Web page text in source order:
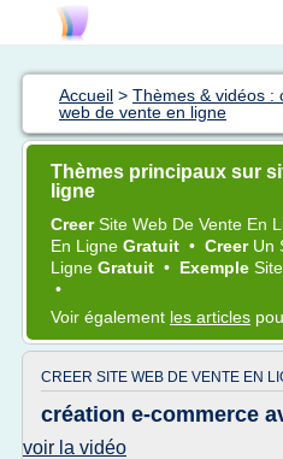
Accueil > Thèmes & vidéos :
web de vente en ligne
Thèmes principaux sur
ligne
CreerSite Web De Vente En
En Ligne Gratuit • Creer Un
Ligne Gratuit • Exemple
•
Voir également les articles
CREER SITE WEB DE VENTE EN
création e-commerce
voir la vidéo